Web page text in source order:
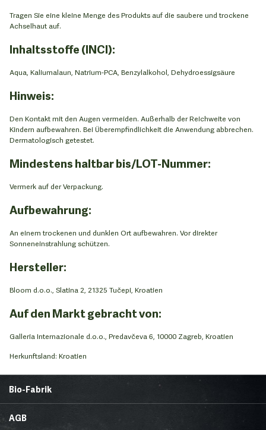
Tragen Sie eine kleine Menge des Produkts auf die saubere und trockene
Achselhaut auf.
Inhaltsstoffe (INCI):
Aqua, Kaliumalaun, Natrium-PCA, Benzylalkohol, Dehydroessigsäure
Hinweis:
Den Kontakt mit den Augen vermeiden. Außerhalb der Reichweite von
Kindern aufbewahren. Bei Überempfindlichkeit die Anwendung abbrechen.
Dermatologisch getestet.
Mindestens haltbar bis/LOT-Nummer:
Vermerk auf der Verpackung.
Aufbewahrung:
An einem trockenen und dunklen Ort aufbewahren. Vor direkter
Sonneneinstrahlung schützen.
Hersteller:
Bloom d.o.o., Slatina 2, 21325 Tučepi, Kroatien
Auf den Markt gebracht von:
Galleria Internazionale d.o.o., Predavčeva 6, 10000 Zagreb, Kroatien
Herkunftsland: Kroatien
Bio-Fabrik
News
AGB